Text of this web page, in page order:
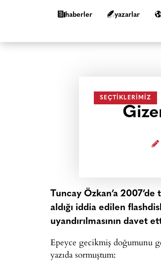
haberler yazarlar
SEÇTIKLERIMIZ
Tuncay Özkan’a
aldığı iddia edilen
uyandırılmasının davet
Epeyce gecikmiş doğumunu
yazıda sormuştum: